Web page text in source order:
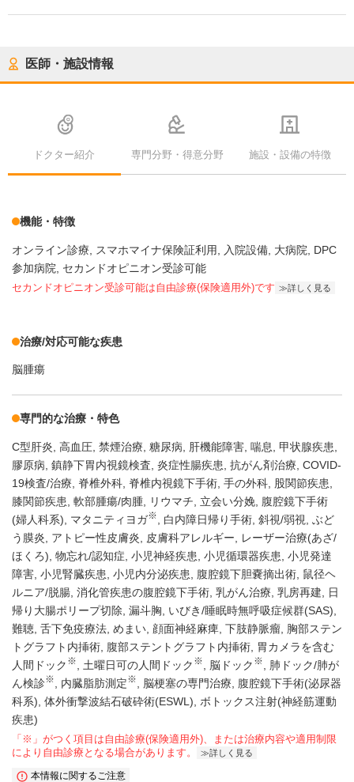
医師・施設情報
ドクター紹介 専門分野・得意分野 施設・設備の特徴
機能・特徴
オンライン診療 スマホマイナ保険証利用 入院設備 大病院
DPC
参加病院
セカンドオピニオン受診可能
セカンドオピニオン受診可能は自由診療(保険適用外)です 詳しく見る
治療/対応可能な疾患
脳腫瘍
専門的な治療・特色
C型肝炎 高血圧 禁煙治療 糖尿病 肝機能障害 喘息
甲状腺疾患
膠原病 鎮静下胃内視鏡検査 炎症性腸疾患 抗がん剤治療 COVID-
19検査/治療
脊椎外科 脊椎内視鏡下手術 手の外科
股関節疾患
膝関節疾患 軟部腫瘍/肉腫 リウマチ 立会い分娩 腹腔鏡下手術
(婦人科系)
マタニティヨガ※ 白内障日帰り手術 斜視/弱視
ぶど
う膜炎
アトピー性皮膚炎 皮膚科アレルギー
レーザー治療(あざ/
ほくろ) 物忘れ/認知症 小児神経疾患 小児循環器疾患 小児発達
障害 小児腎臓疾患 小児内分泌疾患 腹腔鏡下胆嚢摘出術 鼠径ヘ
ルニア/脱腸 消化管疾患の腹腔鏡下手術 乳がん治療 乳房再建
日
帰り大腸ポリープ切除 漏斗胸
いびき/睡眠時無呼吸症候群(SAS)
難聴 舌下免疫療法 めまい 顔面神経麻痺 下肢静脈瘤 胸部ステン
トグラフト内挿術 腹部ステントグラフト内挿術
胃カメラを含む
人間ドック ※ 土曜日可の人間ドック ※ 脳ドック ※
肺ドック/肺が
ん検診※ 内臓脂肪測定※ 脳梗塞の専門治療
腹腔鏡下手術(泌尿器
科系) 体外衝撃波結石破砕術(ESWL)
ボトックス注射(神経筋運動
疾患)
「※」がつく項目は自由診療(保険適用外)、または治療内容や適用制限
により自由診療となる場合があります。
詳しく見る
本情報に関するご注意